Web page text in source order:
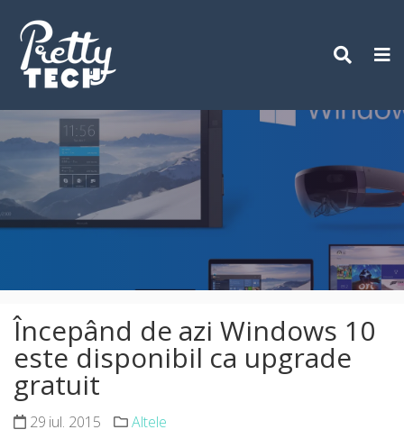
content
Începând de azi Windows 10
este disponibil ca upgrade
gratuit
29 iul. 2015 Altele